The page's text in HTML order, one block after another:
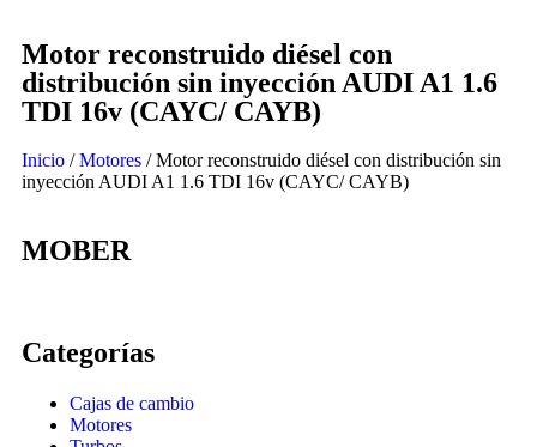
Motor reconstruido diésel con
distribución sin inyección AUDI A1 1.6
TDI 16v (CAYC/ CAYB)
Inicio /Motores / Motor reconstruido diésel con distribución sin
inyección AUDI A1 1.6 TDI 16v (CAYC/ CAYB)
MOBER
Categorías
Cajas de cambio
Motores